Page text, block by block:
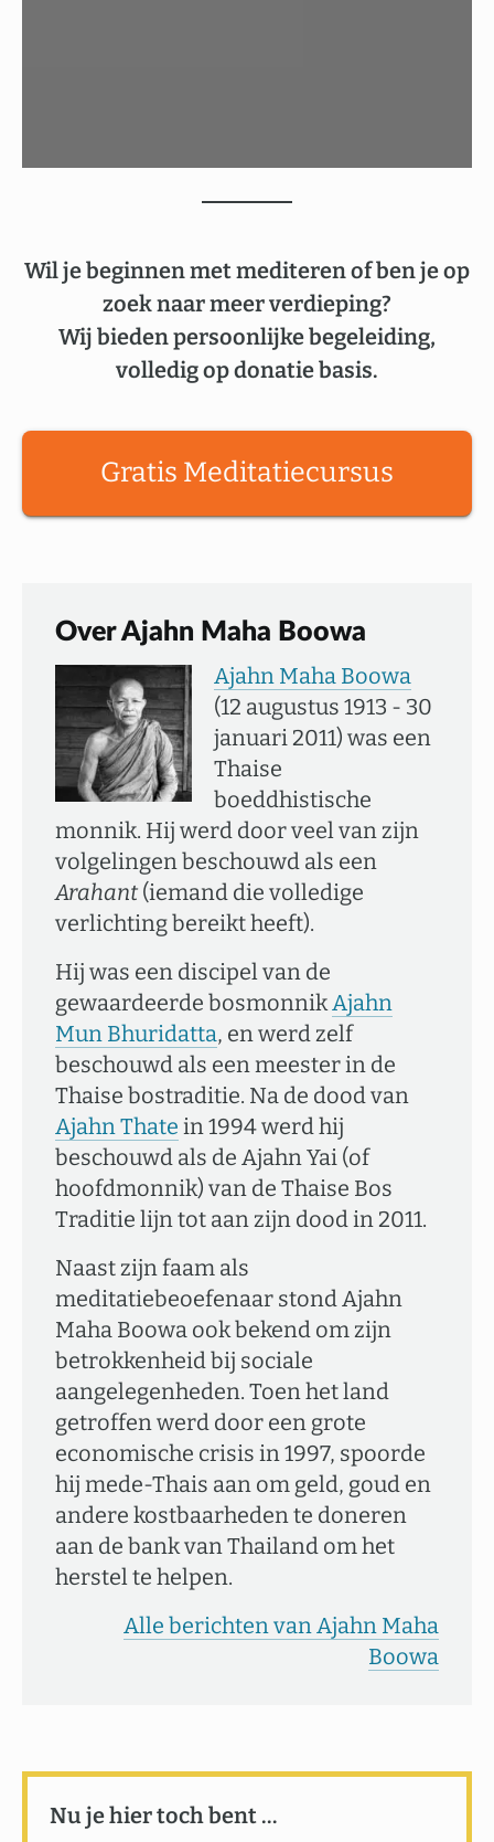
Wil je beginnen met mediteren of ben je op
zoek naar meer verdieping?
Wij bieden persoonlijke begeleiding,
volledig op donatie basis.
Gratis Meditatiecursus
Over Ajahn Maha Boowa
Ajahn Maha Boowa
(12 augustus 1913 - 30
januari 2011) was een
Thaise
boeddhistische
monnik. Hij werd door veel van zijn
volgelingen beschouwd als een
Arahant(iemand die volledige
verlichting bereikt heeft).
Hij was een discipel van de
gewaardeerde bosmonnikAjahn
Mun Bhuridatta, en werd zelf
beschouwd als een meester in de
Thaise bostraditie. Na de dood van
Ajahn Thate in 1994 werd hij
beschouwd als de Ajahn Yai (of
hoofdmonnik) van de Thaise Bos
Traditie lijn tot aan zijn dood in 2011.
Naast zijn faam als
meditatiebeoefenaar stond Ajahn
Maha Boowa ook bekend om zijn
betrokkenheid bij sociale
aangelegenheden. Toen het land
getroffen werd door een grote
economische crisis in 1997, spoorde
hij mede-Thais aan om geld, goud en
andere kostbaarheden te doneren
aan de bank van Thailand om het
herstel te helpen.
Alle berichten van Ajahn Maha
Boowa
Nu je hier toch bent …